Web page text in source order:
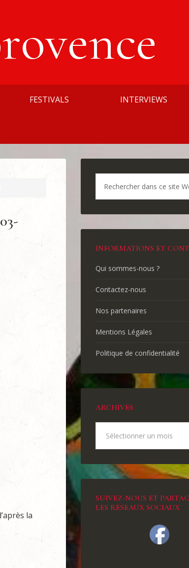
FESTIVALS INTERVIEWS
la
INFORMATIONS ET
Qui sommes-nous ?
Contactez-nous
Nos partenaires
Mentions Légales
Politique de confidentialité
ARCHIVES
SUIVEZ-NOUS ET
LES RÉSEAUX SOCIAUX